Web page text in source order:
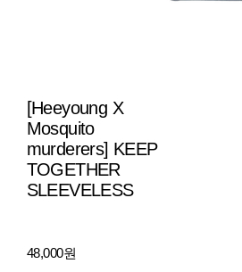
[Heeyoung X
Mosquito
murderers] KEEP
TOGETHER
SLEEVELESS
48,000원